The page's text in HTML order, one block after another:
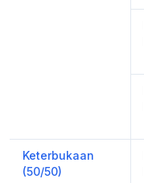
Keterbukaan
(50/50)